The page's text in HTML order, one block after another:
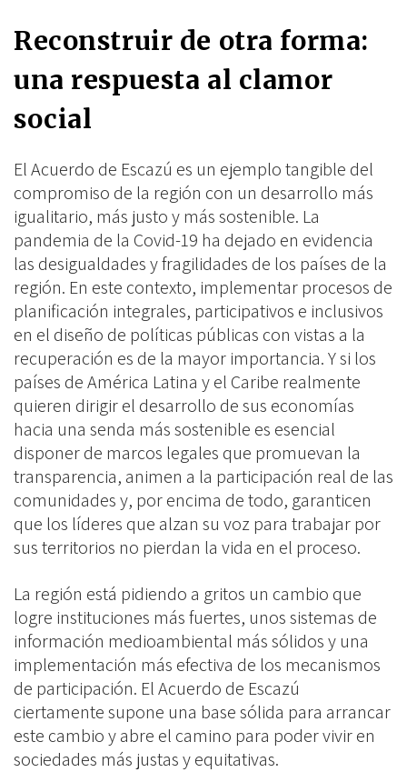
Reconstruir de otra forma:
una respuesta al clamor
social
El Acuerdo de Escazú es un ejemplo tangible del
compromiso de la región con un desarrollo más
igualitario, más justo y más sostenible. La
pandemia de la Covid-19 ha dejado en evidencia
las desigualdades y fragilidades de los países de la
región. En este contexto, implementar procesos de
planificación integrales, participativos e inclusivos
en el diseño de políticas públicas con vistas a la
recuperación es de la mayor importancia. Y si los
países de América Latina y el Caribe realmente
quieren dirigir el desarrollo de sus economías
hacia una senda más sostenible es esencial
disponer de marcos legales que promuevan la
transparencia, animen a la participación real de las
comunidades y, por encima de todo, garanticen
que los líderes que alzan su voz para trabajar por
sus territorios no pierdan la vida en el proceso.
La región está pidiendo a gritos un cambio que
logre instituciones más fuertes, unos sistemas de
información medioambiental más sólidos y una
implementación más efectiva de los mecanismos
de participación. El Acuerdo de Escazú
ciertamente supone una base sólida para arrancar
este cambio y abre el camino para poder vivir en
sociedades más justas y equitativas.